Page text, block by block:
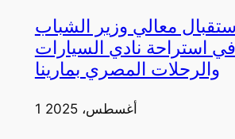
معالي وزير الشباب
استراحة نادي السيارات
والرحلات المصري بمارينا
1 أغسطس، 2025